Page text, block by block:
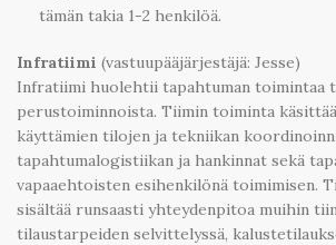
tämän takia 1-2 henkilöä.
Infratiimi (vastuupääjärjestäjä: Jesse)
Infratiimi huolehtii tapahtuman toimintaa
perustoiminnoista. Tiimin toiminta
käyttämien tilojen ja tekniikan
tapahtumalogistiikan ja hankinnat sekä
vapaaehtoisten esihenkilönä toimimisen.
sisältää runsaasti yhteydenpitoa muihin
tilaustarpeiden selvittelyssä,